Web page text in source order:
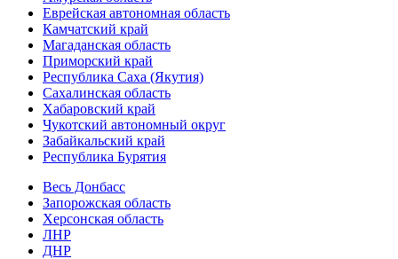
Еврейская автономная область
Камчатский край
Магаданская область
Приморский край
Республика Саха (Якутия)
Сахалинская область
Хабаровский край
Чукотский автономный округ
Забайкальский край
Республика Бурятия
Весь Донбасс
Запорожская область
Херсонская область
ЛНР
ДНР